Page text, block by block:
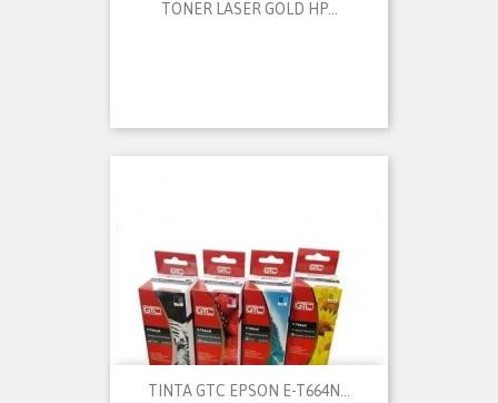
TONER LASER GOLD HP...
TINTA GTC EPSON E-T664N...